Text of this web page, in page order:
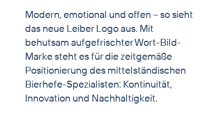
Lohnproduktion
Kontakt
Modern, emotional und offen ­– so sieht
das neue Leiber Logo aus. Mit
behutsam aufgefrischter Wort-Bild-
Marke steht es für die zeitgemäße
Positionierung des mittelständischen
Bierhefe-Spezialisten: Kontinuität,
Innovation und Nachhaltigkeit.